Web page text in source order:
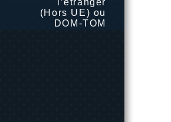
l’étranger
(Hors UE) ou
DOM-TOM